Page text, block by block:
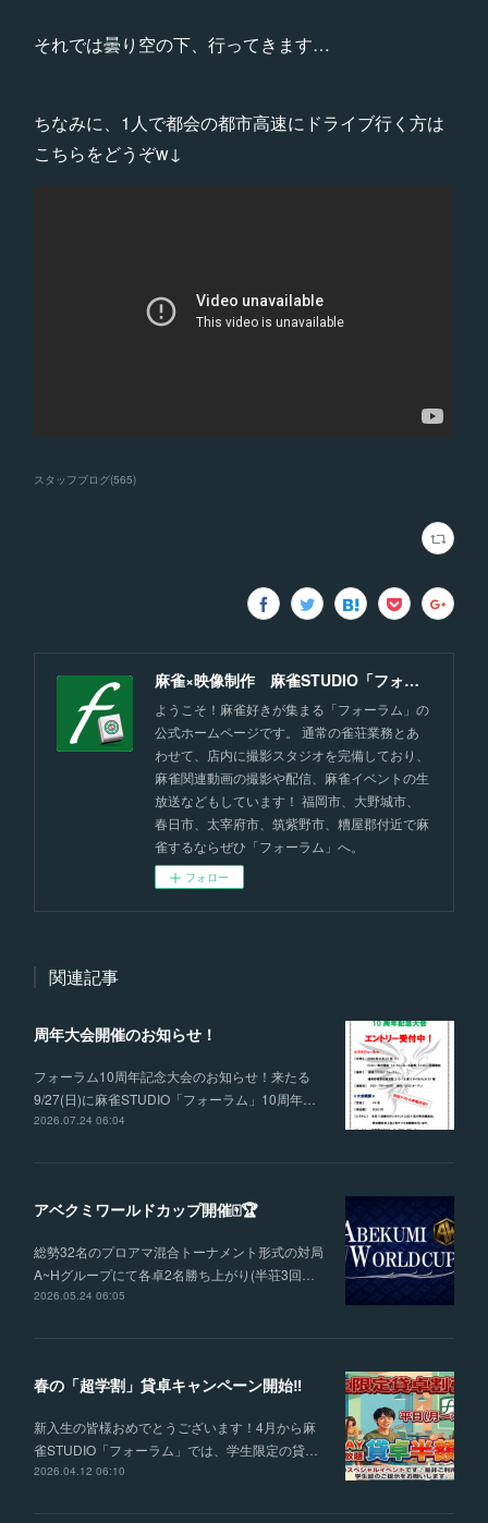
それでは曇り空の下、行ってきます…
ちなみに、1人で都会の都市高速にドライブ行く方は
こちらをどうぞw↓
スタッフブログ(565)
麻雀×映像制作 麻雀STUDIO「フォーラム」福岡
ようこそ！麻雀好きが集まる「フォーラム」の
公式ホームページです。 通常の雀荘業務とあ
わせて、店内に撮影スタジオを完備しており、
麻雀関連動画の撮影や配信、麻雀イベントの生
放送などもしています！ 福岡市、大野城市、
春日市、太宰府市、筑紫野市、糟屋郡付近で麻
雀するならぜひ「フォーラム」へ。
フォロー
関連記事
周年大会開催のお知らせ！
フォーラム10周年記念大会のお知らせ！来たる
9/27(日)に麻雀STUDIO「フォーラム」10周年…
2026.07.24 06:04
アベクミワールドカップ開催🀄🏆
総勢32名のプロアマ混合トーナメント形式の対局
A~Hグループにて各卓2名勝ち上がり(半荘3回…
2026.05.24 06:05
春の「超学割」貸卓キャンペーン開始‼
新入生の皆様おめでとうございます！4月から麻
雀STUDIO「フォーラム」では、学生限定の貸…
2026.04.12 06:10